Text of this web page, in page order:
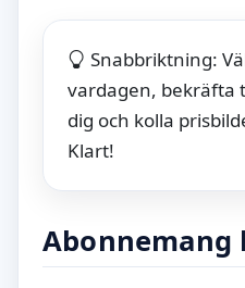
Snabbriktning:
vardagen, bekräfta
dig och kolla
Klart!
Abonnemang